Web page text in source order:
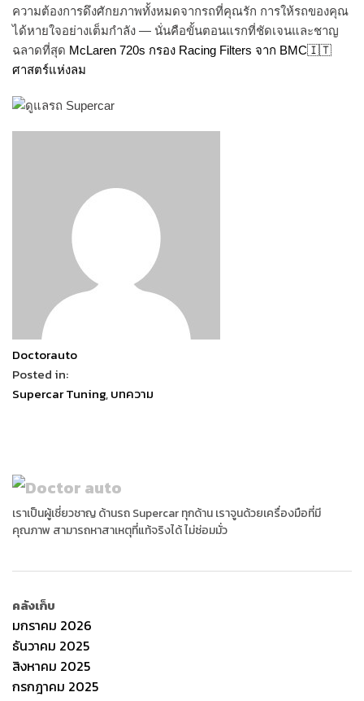
ความต้องการดึงศักยภาพทั้งหมดจากรถที่คุณรัก การให้รถของคุณ
ได้หายใจอย่างเต็มกำลัง — นั่นคือขั้นตอนแรกที่ชัดเจนและชาญ
ฉลาดที่สุด McLaren 720s กรอง Racing Filters จาก BMC🇮🇹
ศาสตร์แห่งลม
Doctorauto
Posted in:
Supercar Tuning,บทความ
เราเป็นผู้เชี่ยวชาญ ด้านรถ Supercar ทุกด้าน เราจูนด้วยเครื่องมือที่มี
คุณภาพ สามารถหาสาเหตุที่แท้จริงได้ ไม่ซ่อมมั่ว
คลังเก็บ
มกราคม 2026
ธันวาคม 2025
สิงหาคม 2025
กรกฎาคม 2025